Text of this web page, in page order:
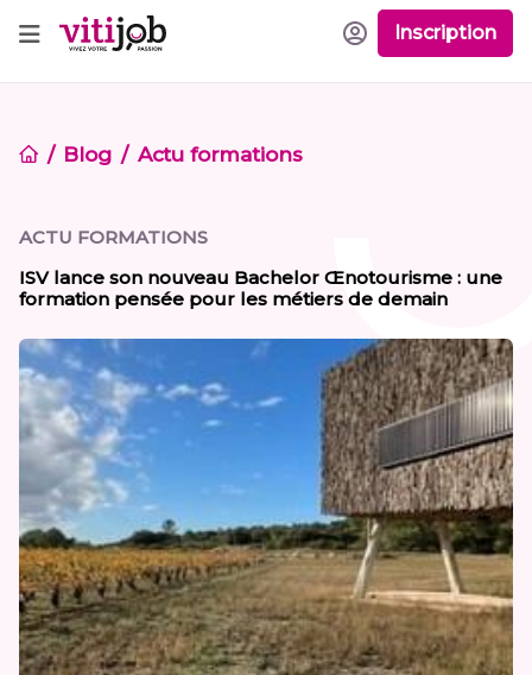
Inscription
Blog Actu formations
ACTU FORMATIONS
ISV lance son nouveau Bachelor Œnotourisme : une
formation pensée pour les métiers de demain